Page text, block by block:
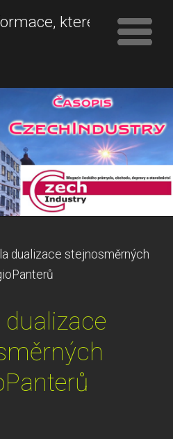
které
dualizace stejnosměrných